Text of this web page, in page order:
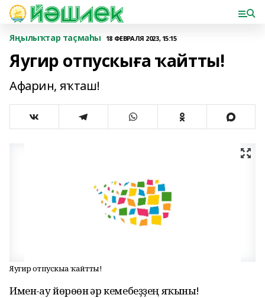
Яңылыҡтар таҫмаһы 18 ФЕВРАЛЯ 2023, 15:15
Яугир отпускыға ҡайтты!
Афарин, яҡташ!
Яугир отпускыға ҡайтты!
Имен-һау йөрөһөн һәр кемебеҙҙең яҡыны!